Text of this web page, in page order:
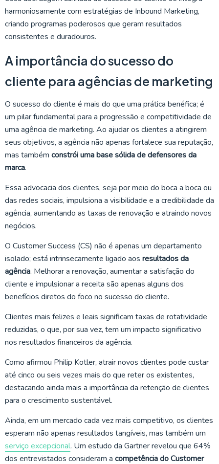
harmoniosamente com estratégias de Inbound Marketing,
criando programas poderosos que geram resultados
consistentes e duradouros.
A importância do sucesso do
cliente para agências de marketing
O sucesso do cliente é mais do que uma prática benéfica; é
um pilar fundamental para a progressão e competitividade de
uma agência de marketing. Ao ajudar os clientes a atingirem
seus objetivos, a agência não apenas fortalece sua reputação,
mas também constrói uma base sólida de defensores da
marca.
Essa advocacia dos clientes, seja por meio do boca a boca ou
das redes sociais, impulsiona a visibilidade e a credibilidade da
agência, aumentando as taxas de renovação e atraindo novos
negócios.
O Customer Success (CS) não é apenas um departamento
isolado; está intrinsecamente ligado aos resultados da
agência. Melhorar a renovação, aumentar a satisfação do
cliente e impulsionar a receita são apenas alguns dos
benefícios diretos do foco no sucesso do cliente.
Clientes mais felizes e leais significam taxas de rotatividade
reduzidas, o que, por sua vez, tem um impacto significativo
nos resultados financeiros da agência.
Como afirmou Philip Kotler, atrair novos clientes pode custar
até cinco ou seis vezes mais do que reter os existentes,
destacando ainda mais a importância da retenção de clientes
para o crescimento sustentável.
Ainda, em um mercado cada vez mais competitivo, os clientes
esperam não apenas resultados tangíveis, mas também um
serviço excepcional. Um estudo da Gartner revelou que 64%
dos entrevistados consideram a competência do Customer